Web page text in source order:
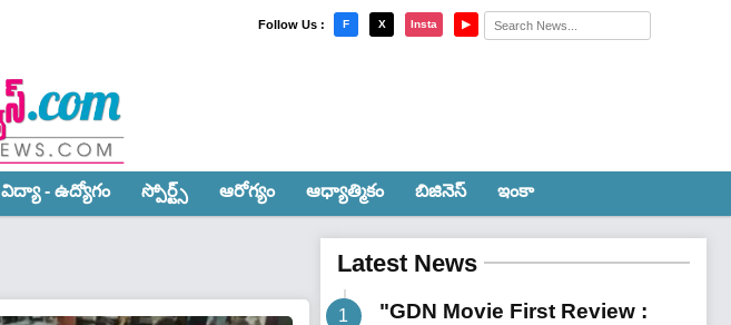
Follow Us : F X Insta ▶
విద్యా - ఉద్యోగం స్పోర్ట్స్‌ ఆరోగ్యం ఆధ్యాత్మికం బిజినెస్ ఇంకా
Latest News
"GDN Movie First Review :